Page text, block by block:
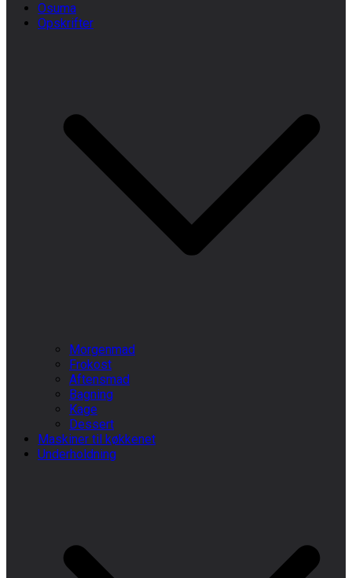
Osuma
Opskrifter
Morgenmad
Frokost
Aftensmad
Bagning
Kage
Dessert
Maskiner til køkkenet
Underholdning